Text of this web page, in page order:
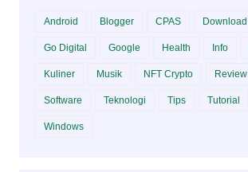
Android Blogger CPAS Download
Go Digital Google Health Info
Kuliner Musik NFT Crypto Review
Software Teknologi Tips Tutorial
Windows